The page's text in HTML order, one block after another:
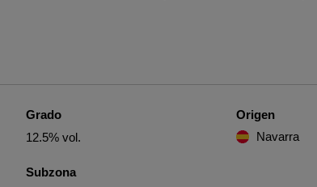
Grado
12.5% vol.
Subzona
Origen
Navarra